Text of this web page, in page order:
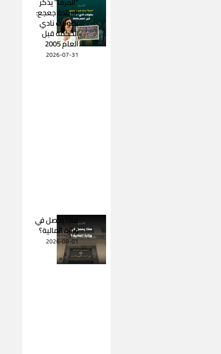
السيّدة جعجع:
بطولات نادي
الحكمة قبل
العام 2005
2026-07-31
ماذا يحصل في
وزارة المالية؟
2026-08-01